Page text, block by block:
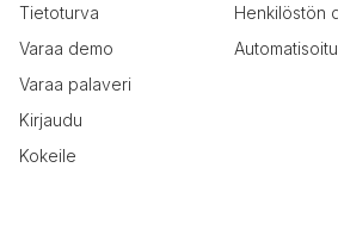
Tietoturva
Varaa demo
Varaa palaveri
Kirjaudu
Kokeile
Henkilöstön